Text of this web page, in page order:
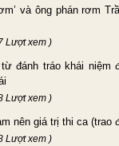
và ông phán rơm
Lượt xem )
đánh tráo khái niệm
Lượt xem )
nên giá trị thi ca (trao
Lượt xem )